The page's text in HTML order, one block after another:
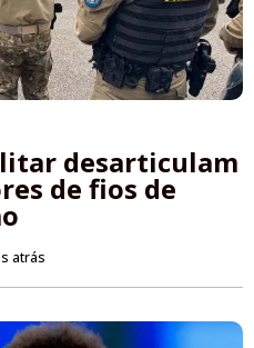
desarticulam
de fios de
atrás